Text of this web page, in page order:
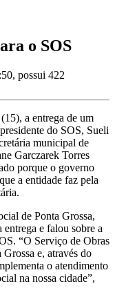
o SOS
possui 422
a entrega de um
do SOS, Sueli
municipal de
Garczarek Torres
porque o governo
a entidade faz pela
de Ponta Grossa,
e falou sobre a
“O Serviço de Obras
e, através do
o atendimento
na nossa cidade”,